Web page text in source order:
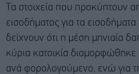
Τα στοιχεία που προκύπτουν
εισοδήματος για τα
δείχνουν ότι η μέση μηνιαία
κύρια κατοικία
ανά φορολογούμενο, ενώ για